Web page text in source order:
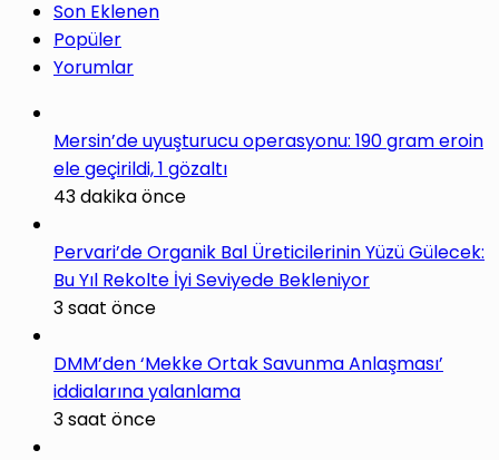
Son Eklenen
Popüler
Yorumlar
Mersin’de uyuşturucu operasyonu: 190 gram eroin
ele geçirildi, 1 gözaltı
43 dakika önce
Pervari’de Organik Bal Üreticilerinin Yüzü Gülecek:
Bu Yıl Rekolte İyi Seviyede Bekleniyor
3 saat önce
DMM’den ‘Mekke Ortak Savunma Anlaşması’
iddialarına yalanlama
3 saat önce